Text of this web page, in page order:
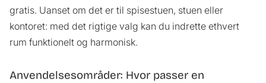
gratis. Uanset om det er til spisestuen, stuen eller
kontoret: med det rigtige valg kan du indrette ethvert
rum funktionelt og harmonisk.
Anvendelsesområder: Hvor passer en